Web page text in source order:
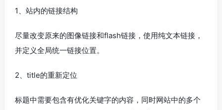
1、站内的链接结构
尽量改变原来的图像链接和flash链接，使用纯文本链接，
并定义全局统一链接位置。
2、title的重新定位
标题中需要包含有优化关键字的内容，同时网站中的多个